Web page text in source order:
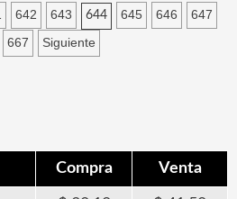
642 643 644 645 646 647
667 Siguiente
Compra Venta